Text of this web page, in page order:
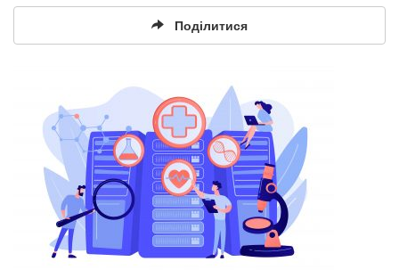
Поділитися